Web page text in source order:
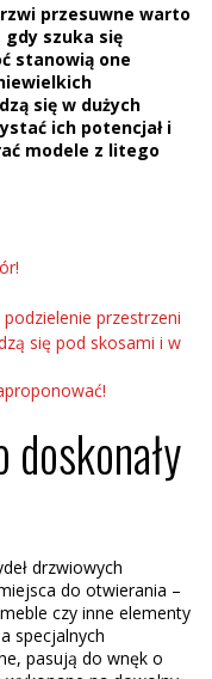
przesuwne warto
szuka się
stanowią one
się w dużych
ich potencjał i
modele z litego
przestrzeni
się pod skosami i w
drzwiowych
do otwierania –
czy inne elementy
specjalnych
pasują do wnęk o